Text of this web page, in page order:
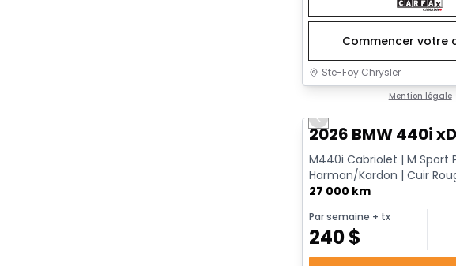
Commencer votre
Ste-Foy Chrysler
Mention légale
Très bonne offre
Previous slide
2026 BMW 440i
M440i Cabriolet | M Sport
Harman/Kardon | Cuir
AWD | Démarreur à dis...
27 000 km
Par semaine + tx
240$